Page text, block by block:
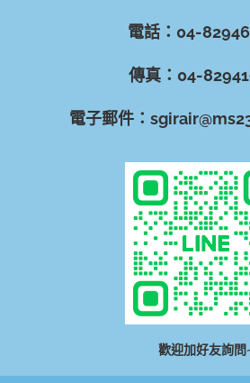
電話：04-
傳真：04-
電子郵件：
歡迎加好友詢問